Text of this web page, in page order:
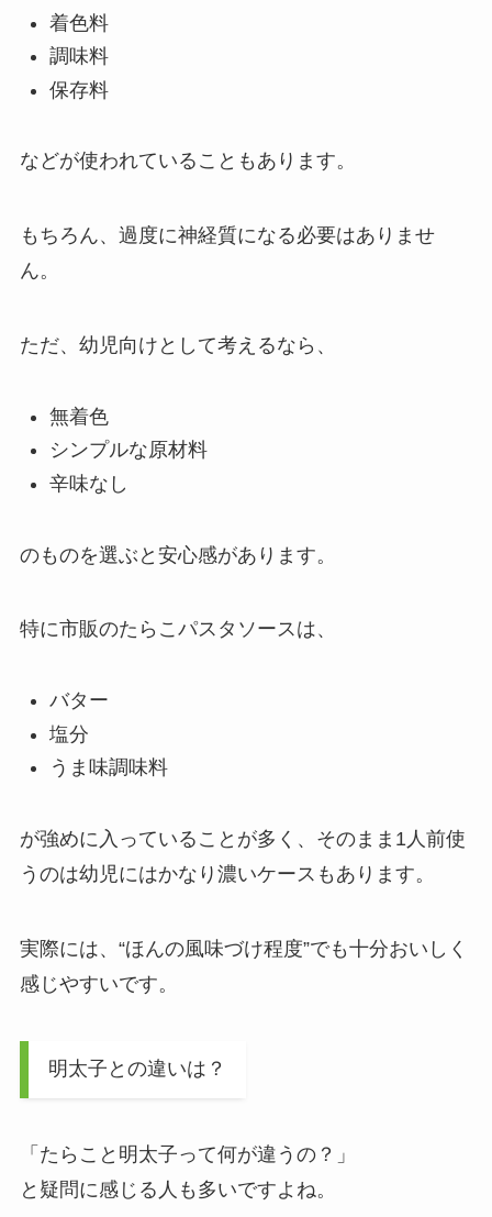
着色料
調味料
保存料
などが使われていることもあります。
もちろん、過度に神経質になる必要はありませ
ん。
ただ、幼児向けとして考えるなら、
無着色
シンプルな原材料
辛味なし
のものを選ぶと安心感があります。
特に市販のたらこパスタソースは、
バター
塩分
うま味調味料
が強めに入っていることが多く、そのまま1人前使
うのは幼児にはかなり濃いケースもあります。
実際には、“ほんの風味づけ程度”でも十分おいしく
感じやすいです。
明太子との違いは？
「たらこと明太子って何が違うの？」
と疑問に感じる人も多いですよね。